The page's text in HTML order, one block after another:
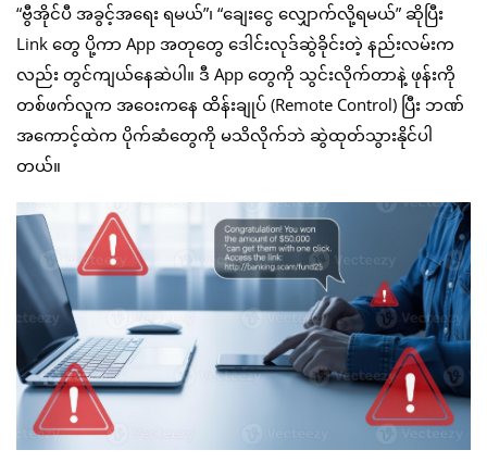
“ဗွီအိုင်ပီ အခွင့်အရေး ရမယ်”၊ “ချေးငွေ လျှောက်လို့ရမယ်” ဆိုပြီး
Link တွေ ပို့ကာ App အတုတွေ ဒေါင်းလုဒ်ဆွဲခိုင်းတဲ့ နည်းလမ်းက
လည်း တွင်ကျယ်နေဆဲပါ။ ဒီ App တွေကို သွင်းလိုက်တာနဲ့ ဖုန်းကို
တစ်ဖက်လူက အဝေးကနေ ထိန်းချုပ် (Remote Control) ပြီး ဘဏ်
အကောင့်ထဲက ပိုက်ဆံတွေကို မသိလိုက်ဘဲ ဆွဲထုတ်သွားနိုင်ပါ
တယ်။